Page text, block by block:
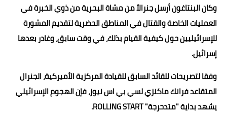
وكان البنتاغون أرسل جنرالاً من مشاة البحرية من ذوي الخبرة في
العمليات الخاصة والقتال في المناطق الحضرية لتقديم المشورة
للإسرائيليين حول كيفية القيام بذلك، في وقت سابق، وغادر بعدها
إسرائيل.
وفقا لتصريحات للقائد السابق للقيادة المركزية الأميركية، الجنرال
المتقاعد فرانك ماكنزي لسي بي اس نيوز، فإن الهجوم الإسرائيلي
يشهد بداية "متدحرجة" ROLLING START.